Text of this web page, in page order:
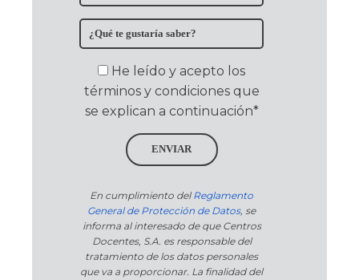
He leído y acepto los
términos y condiciones que
se explican a continuación*
ENVIAR
En cumplimiento delReglamento
General de Protección de Datos, se
informa al interesado de que Centros
Docentes, S.A. es responsable del
tratamiento de los datos personales
que va a proporcionar. La finalidad del